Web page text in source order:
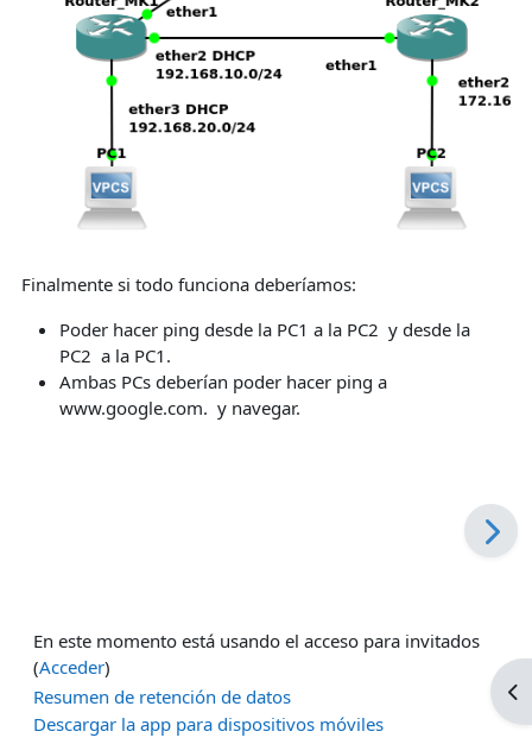
Finalmente si todo funciona deberíamos:
Poder hacer ping desde la PC1 a la PC2 y desde la
PC2 a la PC1.
Ambas PCs deberían poder hacer ping a
www.google.com. y navegar.
En este momento está usando el acceso para invitados
(Acceder)
Resumen de retención de datos
Descargar la app para dispositivos móviles